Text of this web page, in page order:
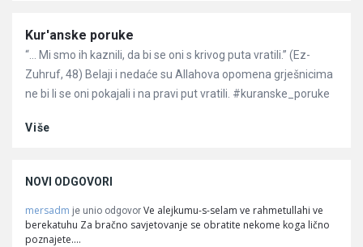
Članci
Kur'anske poruke
“… Mi smo ih kaznili, da bi se oni s krivog puta vratili.” (Ez-
Zuhruf, 48) Belaji i nedaće su Allahova opomena grješnicima
ne bi li se oni pokajali i na pravi put vratili. #kuranske_poruke
Više
NOVI ODGOVORI
mersadm je unio odgovor Ve alejkumu-s-selam ve rahmetullahi ve
berekatuhu Za bračno savjetovanje se obratite nekome koga lično
poznajete.…